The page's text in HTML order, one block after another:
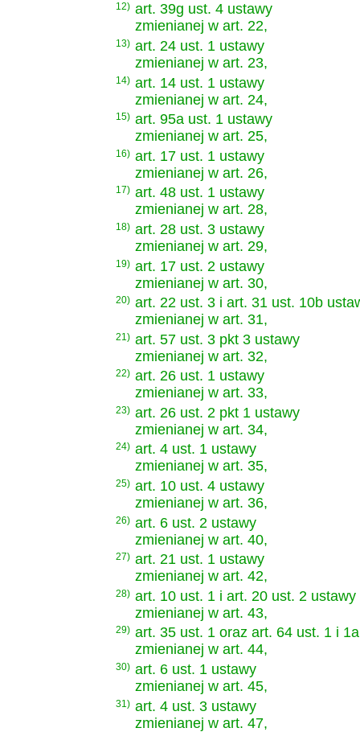
12) art. 39g ust. 4 ustawy
zmienianej w art. 22,
13) art. 24 ust. 1 ustawy
zmienianej w art. 23,
14) art. 14 ust. 1 ustawy
zmienianej w art. 24,
15) art. 95a ust. 1 ustawy
zmienianej w art. 25,
16) art. 17 ust. 1 ustawy
zmienianej w art. 26,
17) art. 48 ust. 1 ustawy
zmienianej w art. 28,
18) art. 28 ust. 3 ustawy
zmienianej w art. 29,
19) art. 17 ust. 2 ustawy
zmienianej w art. 30,
20) art. 22 ust. 3 i art. 31 ust. 10b
zmienianej w art. 31,
21) art. 57 ust. 3 pkt 3 ustawy
zmienianej w art. 32,
22) art. 26 ust. 1 ustawy
zmienianej w art. 33,
23) art. 26 ust. 2 pkt 1 ustawy
zmienianej w art. 34,
24) art. 4 ust. 1 ustawy
zmienianej w art. 35,
25) art. 10 ust. 4 ustawy
zmienianej w art. 36,
26) art. 6 ust. 2 ustawy
zmienianej w art. 40,
27) art. 21 ust. 1 ustawy
zmienianej w art. 42,
28) art. 10 ust. 1 i art. 20 ust. 2 ustawy
zmienianej w art. 43,
29) art. 35 ust. 1 oraz art. 64 ust. 1 i
zmienianej w art. 44,
30) art. 6 ust. 1 ustawy
zmienianej w art. 45,
31) art. 4 ust. 3 ustawy
zmienianej w art. 47,